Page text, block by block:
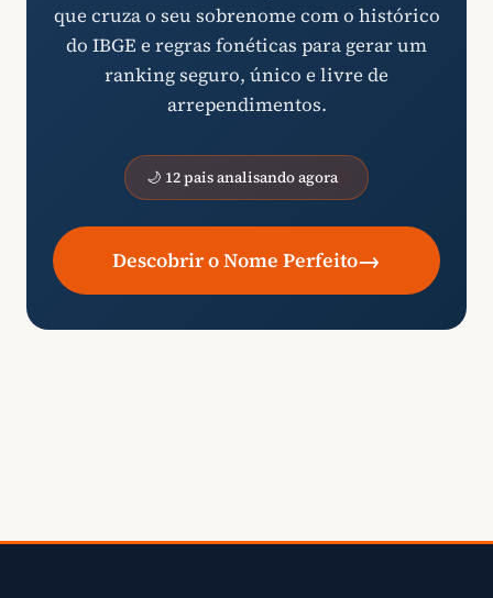
que cruza o seu sobrenome com o histórico
do IBGE e regras fonéticas para gerar um
ranking seguro, único e livre de
arrependimentos.
🌙 12 pais analisando agora
Descobrir o Nome Perfeito→